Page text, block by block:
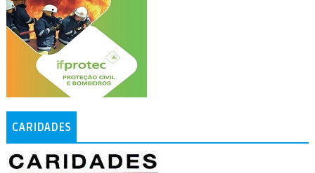
CARIDADES